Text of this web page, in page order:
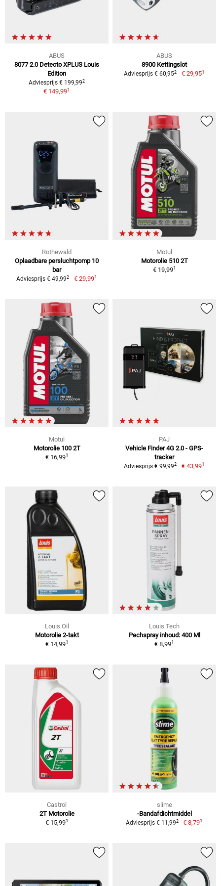
ABUS
8077 2.0 Detecto XPLUS Louis
Edition
Adviesprijs € 199,992
€ 149,991
ABUS
8900 Kettingslot
Adviesprijs € 60,952 € 29,951
Rothewald
Oplaadbare persluchtpomp 10
bar
Adviesprijs € 49,992 € 29,991
Motul
Motorolie 510 2T
€ 19,991
Motul
Motorolie 100 2T
€ 16,991
PAJ
Vehicle Finder 4G 2.0 - GPS-
tracker
Adviesprijs € 99,992 € 43,991
Louis Oil
Motorolie 2-takt
€ 14,991
Louis Tech
Pechspray inhoud: 400 Ml
€ 8,991
Castrol
2T Motorolie
€ 15,991
slime
-Bandafdichtmiddel
Adviesprijs € 11,992 € 8,791